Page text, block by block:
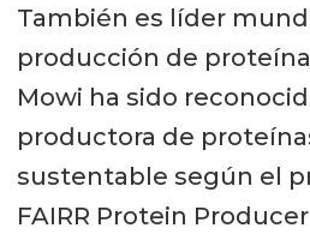
También es líder
producción de
Mowi ha sido
productora de
sustentable según el
FAIRR Protein